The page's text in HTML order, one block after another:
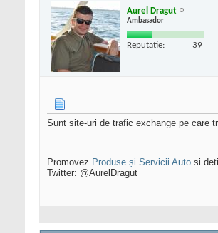
Aurel Dragut
Ambasador
Reputatie: 39
Sunt site-uri de trafic exchange pe care
Promovez Produse și Servicii Auto si
Twitter: @AurelDragut